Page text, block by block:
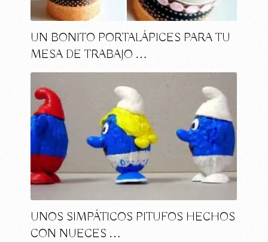
UN BONITO PORTALÁPICES PARA TU
MESA DE TRABAJO …
UNOS SIMPÁTICOS PITUFOS HECHOS
CON NUECES …